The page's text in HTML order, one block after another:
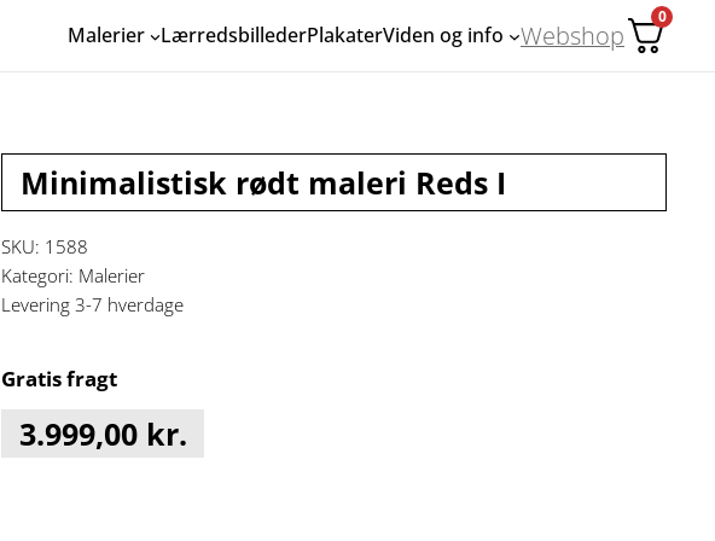
Malerier LærredsbillederPlakaterViden og info Webshop
0
Minimalistisk rødt maleri Reds I
SKU: 1588
Kategori: Malerier
Levering 3-7 hverdage
Gratis fragt
3.999,00 kr.